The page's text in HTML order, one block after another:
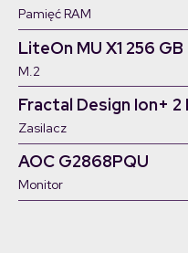
Pamięć RAM
M.2
LiteOn MU X1 256 GB
Zasilacz
Fractal Design Ion+
Monitor
AOC G2868PQU